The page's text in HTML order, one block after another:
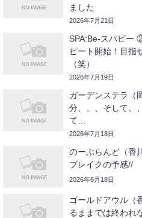
ました
2026年7月21日
SPA:Be-スパビー
ピート開始！目指
（笑）
2026年7月19日
ガーデンステラ（
分、、、そして、
て…
2026年7月18日
のーぶらんど（香
ブレイクの予感//
2026年6月18日
ゴールドアウル（
るままでは終われ